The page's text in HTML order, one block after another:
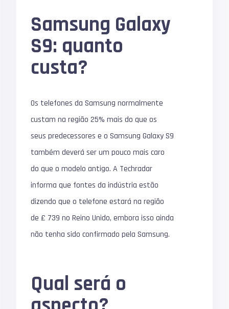
Samsung Galaxy
S9: quanto
custa?
Os telefones da Samsung normalmente
custam na região 25% mais do que os
seus predecessores e o Samsung Galaxy S9
também deverá ser um pouco mais caro
do que o modelo antigo. A Techradar
informa que fontes da indústria estão
dizendo que o telefone estará na região
de £ 739 no Reino Unido, embora isso ainda
não tenha sido confirmado pela Samsung.
Qual será o